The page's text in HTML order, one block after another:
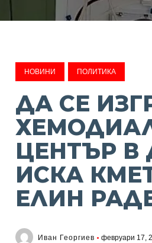
НОВИНИ ПОЛИТИКА
ДА СЕ
ЦЕНТЪР В
ИСКА
ЕЛИН
Иван Георгиев февруари 17,